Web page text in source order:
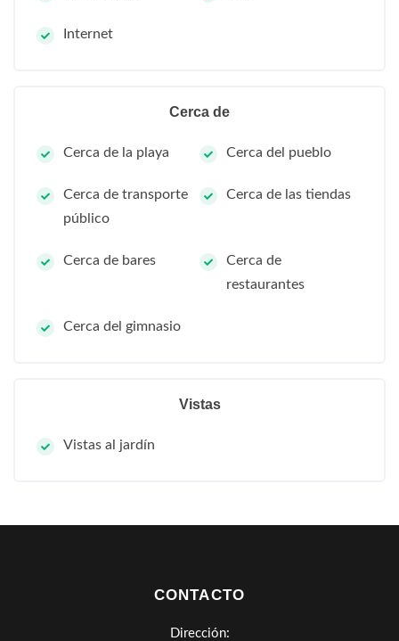
Internet
Cerca de
Cerca de la playa Cerca del pueblo
Cerca de transporte
público
Cerca de las tiendas
Cerca de bares
Cerca de
restaurantes
Cerca del gimnasio
Vistas
Vistas al jardín
CONTACTO
Dirección: